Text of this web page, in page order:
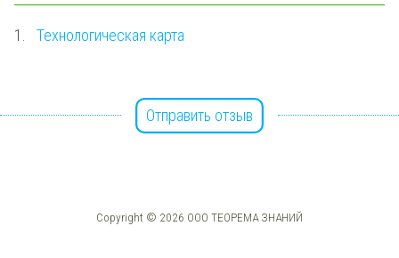
1. Технологическая карта
Отправить отзыв
Copyright © 2026 ООО ТЕОРЕМА ЗНАНИЙ